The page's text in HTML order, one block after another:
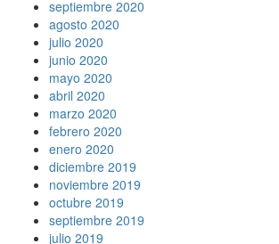
septiembre 2020
agosto 2020
julio 2020
junio 2020
mayo 2020
abril 2020
marzo 2020
febrero 2020
enero 2020
diciembre 2019
noviembre 2019
octubre 2019
septiembre 2019
julio 2019